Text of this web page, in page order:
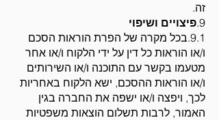
זה.
9. פיצויים ושיפוי
9.1.בכל מקרה של הפרת הוראות הסכם
ו/או הוראות כל דין על ידי הלקוח ו/או אחר
מטעמו בקשר עם התוכנה ו/או השירותים
ו/או הוראות ההסכם, ישא הלקוח באחריות
לכך, ויפצה ו/או ישפה את החברה בגין
האמור, לרבות תשלום הוצאות משפטיות